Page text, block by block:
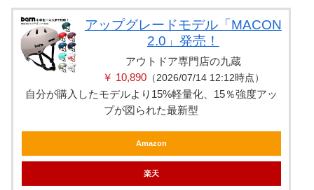
アップグレードモデル「MACON
2.0」発売！
アウトドア専門店の九蔵
￥ 10,890（2026/07/14 12:12時点）
自分が購入したモデルより15%軽量化、15％強度アッ
プが図られた最新型
Amazon
楽天